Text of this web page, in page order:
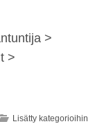
>
>
Lisätty kategorioihin